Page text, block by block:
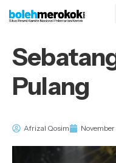
Pulang
Afrizal Qosim